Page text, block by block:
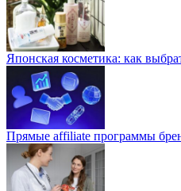
Японская косметика: как
Прямые affiliate программы